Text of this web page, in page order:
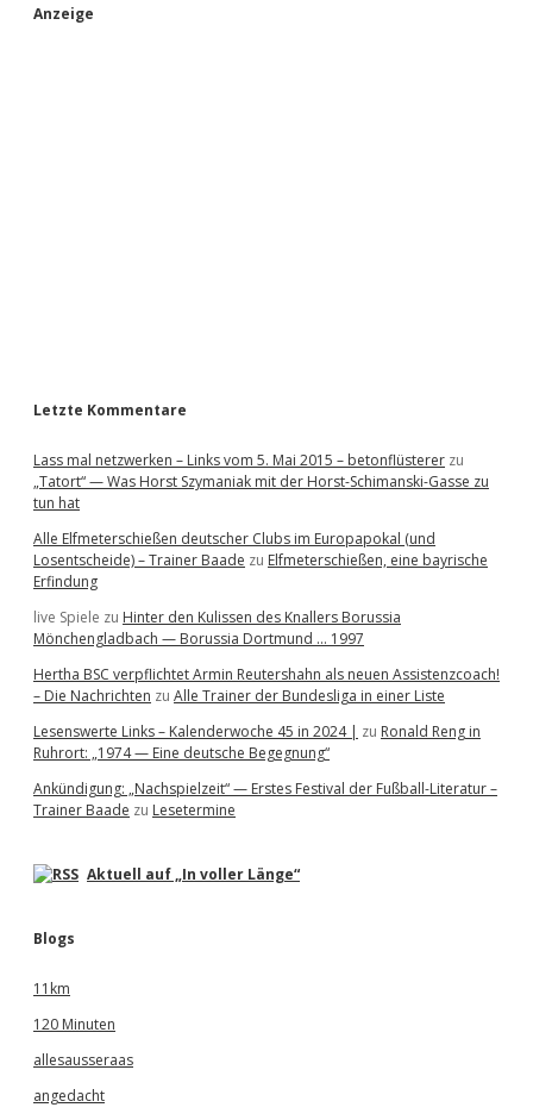
S
Anzeige
Letzte Kommentare
Lass mal netzwerken – Links vom 5. Mai 2015 – betonflüsterer zu
„Tatort“ — Was Horst Szymaniak mit der Horst-Schimanski-Gasse zu
tun hat
Alle Elfmeterschießen deutscher Clubs im Europapokal (und
Losentscheide) – Trainer Baade zu Elfmeterschießen, eine bayrische
Erfindung
live Spiele zu Hinter den Kulissen des Knallers Borussia
Mönchengladbach — Borussia Dortmund … 1997
Hertha BSC verpflichtet Armin Reutershahn als neuen Assistenzcoach!
– Die Nachrichten zu Alle Trainer der Bundesliga in einer Liste
Lesenswerte Links – Kalenderwoche 45 in 2024 | zu Ronald Reng in
Ruhrort: „1974 — Eine deutsche Begegnung“
Ankündigung: „Nachspielzeit“ — Erstes Festival der Fußball-Literatur –
Trainer Baade zu Lesetermine
Aktuell auf „In voller Länge“
Blogs
11km
120 Minuten
allesausseraas
angedacht